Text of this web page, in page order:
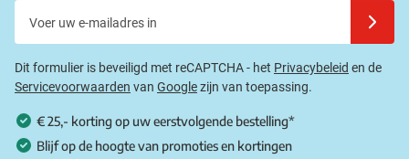
Dit formulier is beveiligd met reCAPTCHA - het Privacybeleid en de
Servicevoorwaarden van Googlezijn van toepassing.
€ 25,- korting op uw eerstvolgende bestelling*
Blijf op de hoogte van promoties en kortingen